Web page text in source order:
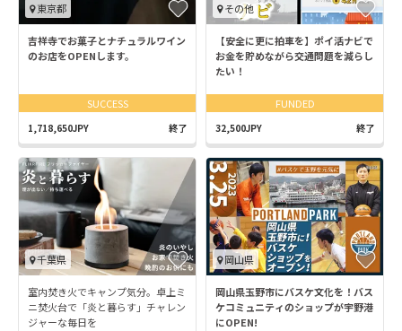
東京都
吉祥寺でお菓子とナチュラルワイン
のお店をOPENします。
SUCCESS
1,718,650JPY 終了
その他
【安全に更に拍車を】ポイ活ナビで
お金を貯めながら交通問題を減らし
たい！
FUNDED
32,500JPY 終了
千葉県
室内焚き火でキャンプ気分。卓上ミ
ニ焚火台で「炎と暮らす」チャレン
ジャーな毎日を
岡山県
岡山県玉野市にバスケ文化を！バス
ケコミュニティのショップが宇野港
にOPEN!